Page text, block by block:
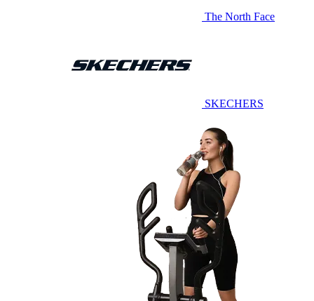
The North Face
SKECHERS